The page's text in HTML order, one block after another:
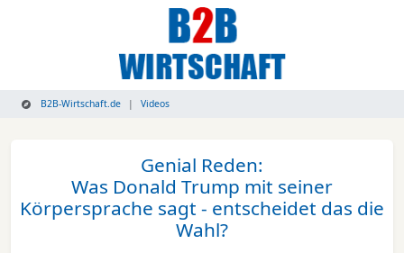
B2B-Wirtschaft.de Videos
Genial Reden:
Was Donald Trump mit seiner
Körpersprache sagt - entscheidet das die
Wahl?